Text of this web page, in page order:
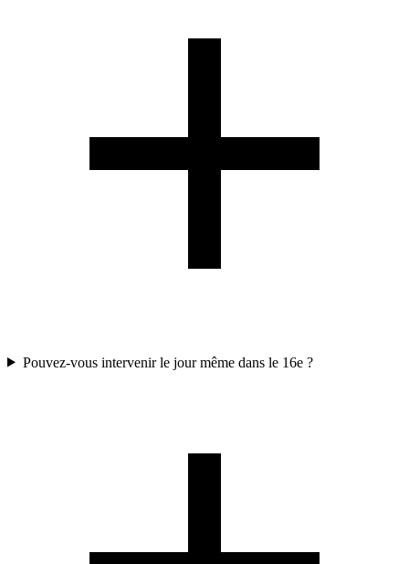
Pouvez-vous intervenir le jour même dans le 16e ?